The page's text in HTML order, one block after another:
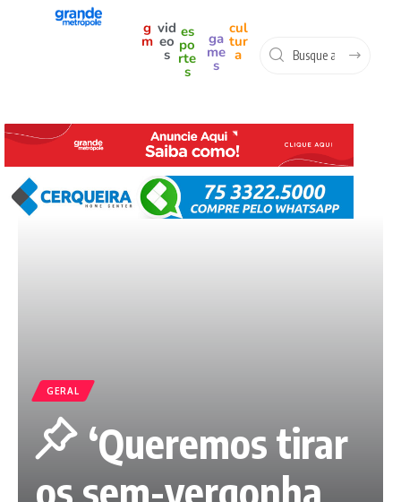
g
m
vid
eo
s
es
po
rte
s
ga
me
s
cul
tur
a
GERAL
‘Queremos tirar
os sem-vergonha